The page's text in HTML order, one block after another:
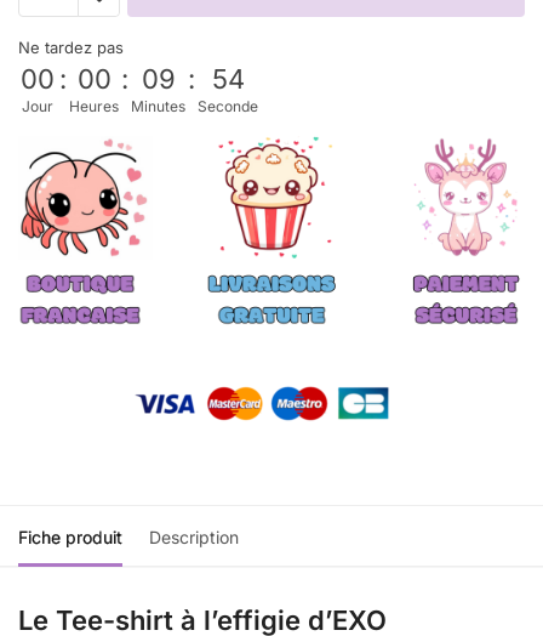
Ne tardez pas
00
Jour
: 00
Heures
: 09
Minutes
: 53
Seconde
Fiche produit Description
Le Tee-shirt à l’effigie d’EXO